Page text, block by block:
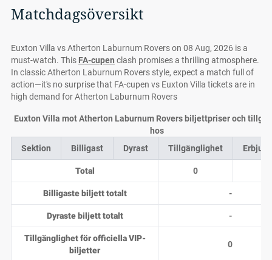
Matchdagsöversikt
Euxton Villa vs Atherton Laburnum Rovers on 08 Aug, 2026 is a
must-watch. This FA-cupen clash promises a thrilling atmosphere.
In classic Atherton Laburnum Rovers style, expect a match full of
action—it's no surprise that FA-cupen vs Euxton Villa tickets are in
high demand for Atherton Laburnum Rovers
Sektion Billigast Dyrast Tillgänglighet
Total 0
Billigaste biljett totalt -
Dyraste biljett totalt -
Tillgänglighet för officiella VIP-
biljetter
0
Euxton Villa mot Atherton Laburnum Rovers biljettpriser och
hos